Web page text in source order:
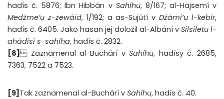
hadís č. 5876; Ibn Hibbán v Sahíhu, 8/167; al-Hajsemí v
Medžme’u z-zewáid, 1/192; a as-Sujútí vDžámi’u l-kebír,
hadís č. 6405. Jako hasan jej doložil al-Albání v Silsiletu l-
ahádísi s-sahíha, hadís č. 2832.
[8]  Zaznamenal al-Buchárí vSahíhu, hadísy č. 2685,
7363, 7522 a 7523.
[9] Tak zaznamenal al-Buchárí v Sahíhu, hadís č. 40.